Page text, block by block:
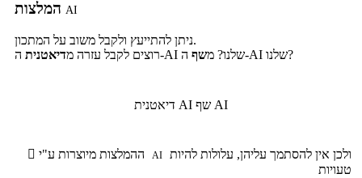
AI
ניתן להתייעץ ולקבל משוב על המתכון.
רוצים לקבל עזרה מדיאטנית ה-AI שלנו? משף ה-AI שלנו?
דיאטנית AI שף AI
 AI
טעויות